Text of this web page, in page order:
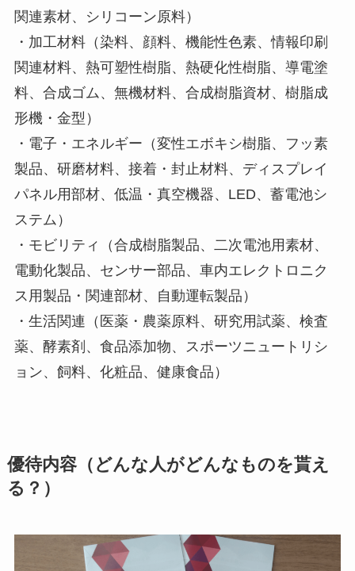
関連素材、シリコーン原料）
・加工材料（染料、顔料、機能性色素、情報印刷
関連材料、熱可塑性樹脂、熱硬化性樹脂、導電塗
料、合成ゴム、無機材料、合成樹脂資材、樹脂成
形機・金型）
・電子・エネルギー（変性エボキシ樹脂、フッ素
製品、研磨材料、接着・封止材料、ディスプレイ
パネル用部材、低温・真空機器、LED、蓄電池シ
ステム）
・モビリティ（合成樹脂製品、二次電池用素材、
電動化製品、センサー部品、車内エレクトロニク
ス用製品・関連部材、自動運転製品）
・生活関連（医薬・農薬原料、研究用試薬、検査
薬、酵素剤、食品添加物、スポーツニュートリシ
ョン、飼料、化粧品、健康食品）
優待内容（どんな人がどんなものを貰え
る？）